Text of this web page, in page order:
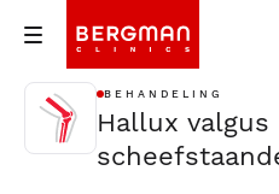
BEHANDELING
Hallux